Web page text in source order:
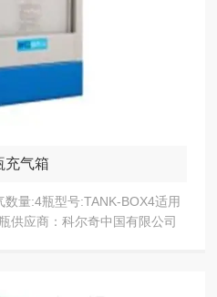
充气箱
量:4瓶型号:TANK-BOX4适用
供应商：科尔奇中国有限公司